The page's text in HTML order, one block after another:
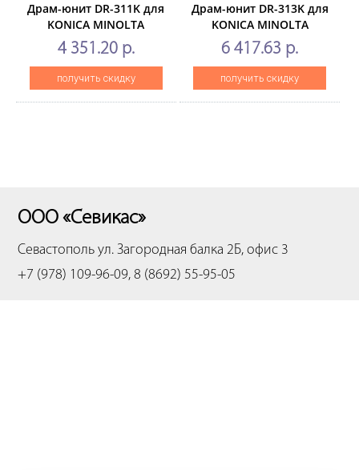
Драм-юнит DR-311K для
KONICA MINOLTA
BizhubC220/C280/C360
(CET) Black, 100000 стр.,
CET7983U
4 351.20 р.
получить скидку
Драм-юнит DR-313K для
KONICA MINOLTA
BizhubC258/C308/C368
(CET) Black, 120000 стр.,
CET7370U
6 417.63 р.
получить скидку
ООО «Севикас»
Севастополь ул. Загородная балка 2Б, офис 3
+7 (978) 109-96-09, 8 (8692) 55-95-05